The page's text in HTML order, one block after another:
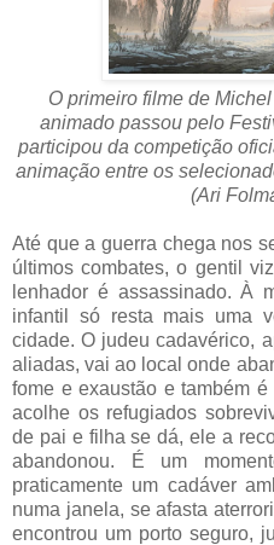
O primeiro filme de
animado passou pelo
participou da competição
animação entre os
(Ari
Até que a guerra chega nos
últimos combates, o gentil
lenhador é assassinado. À
infantil só resta mais uma
cidade. O judeu cadavérico,
aliadas, vai ao local onde
fome e exaustão e também
acolhe os refugiados
de pai e filha se dá, ele a
abandonou. É um
praticamente um cadáver
numa janela, se afasta
encontrou um porto seguro,